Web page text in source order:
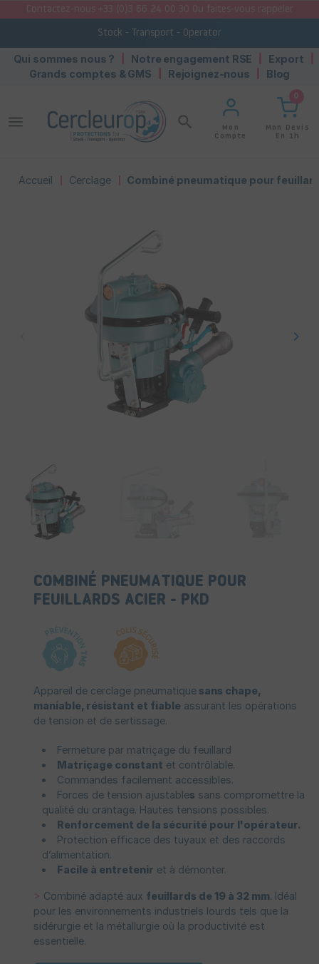
Contactez-nous +33 (0)3 66 24 00 30 Ou faites-vous rappeler
Stock - Transport - Operator
Qui sommes nous ? Notre engagement RSE
Export
Grands comptes & GMS
Rejoignez-nous Blog
search
Mon
Compte
0
Mon Devis
En 1h
menu
Accueil Cerclage Combiné pneumatique pour
keyboard_arrow_right
COMBINÉ PNEUMATIQUE POUR
FEUILLARDS ACIER - PKD
Appareil de cerclage pneumatique sans chape,
maniable, résistant et fiable assurant les opérations
de tension et de sertissage.
Fermeture par matriçage du feuillard
Matriçage constant et contrôlable.
Commandes facilement accessibles.
Forces de tension ajustables sans compromettre la
qualité du crantage. Hautes tensions possibles.
Renforcement de la sécurité pour l'opérateur.
Protection efficace des tuyaux et des raccords
d’alimentation.
Facile à entretenir et à démonter.
> Combiné adapté aux feuillards de 19 à 32 mm. Idéal
pour les environnements industriels lourds tels que la
sidérurgie et la métallurgie où la productivité est
essentielle.